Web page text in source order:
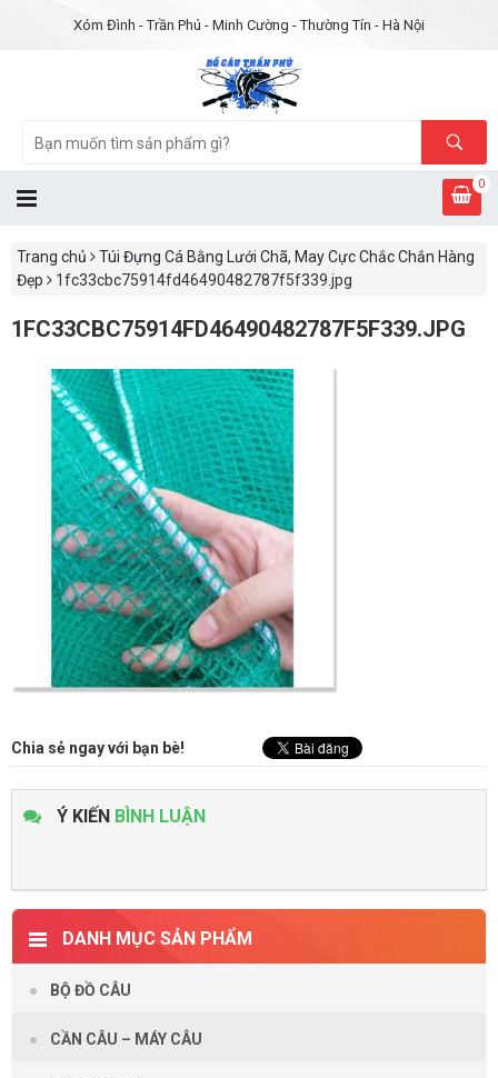
Xóm Đình - Trần Phú - Minh Cường - Thường Tín - Hà Nội
0
Trang chủ
Túi Đựng Cá Bằng Lưới Chã, May Cực Chắc Chắn Hàng
Đẹp
1fc33cbc75914fd46490482787f5f339.jpg
1FC33CBC75914FD46490482787F5F339.JPG
Chia sẻ ngay với bạn bè!
Ý KIẾN BÌNH LUẬN
DANH MỤC SẢN PHẨM
BỘ ĐỒ CÂU
CẦN CÂU – MÁY CÂU